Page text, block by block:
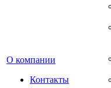
О компании
Контакты